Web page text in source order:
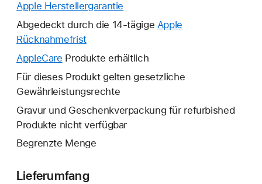
Apple Herstellergarantie
neues
geöffnet.
Abgedeckt durch die 14-tägige Apple
RücknahmefristEin
neues
wird
geöffnet.
AppleCare Ein
neues
Fenster
geöffnet.
Produkte erhältlich
Für dieses Produkt gelten gesetzliche
Gewährleistungsrechte
Gravur und Geschenkverpackung für refurbished
Produkte nicht verfügbar
Begrenzte Menge
Lieferumfang